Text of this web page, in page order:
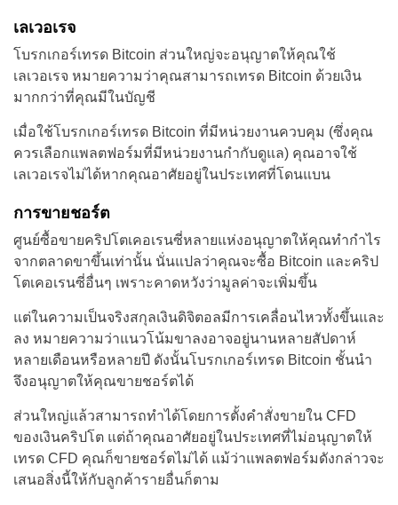
เลเวอเรจ
โบรกเกอร์เทรด Bitcoin ส่วนใหญ่จะอนุญาตให้คุณใช้
เลเวอเรจ หมายความว่าคุณสามารถเทรด Bitcoin ด้วยเงิน
มากกว่าที่คุณมีในบัญชี
เมื่อใช้โบรกเกอร์เทรด Bitcoin ที่มีหน่วยงานควบคุม (ซึ่งคุณ
ควรเลือกแพลตฟอร์มที่มีหน่วยงานกำกับดูแล) คุณอาจใช้
เลเวอเรจไม่ได้หากคุณอาศัยอยู่ในประเทศที่โดนแบน
การขายชอร์ต
ศูนย์ซื้อขายคริปโตเคอเรนซี่หลายแห่งอนุญาตให้คุณทำกำไร
จากตลาดขาขึ้นเท่านั้น นั่นแปลว่าคุณจะซื้อ Bitcoin และคริป
โตเคอเรนซี่อื่นๆ เพราะคาดหวังว่ามูลค่าจะเพิ่มขึ้น
แต่ในความเป็นจริงสกุลเงินดิจิตอลมีการเคลื่อนไหวทั้งขึ้นและ
ลง หมายความว่าแนวโน้มขาลงอาจอยู่นานหลายสัปดาห์
หลายเดือนหรือหลายปี ดังนั้นโบรกเกอร์เทรด Bitcoin ชั้นนำ
จึงอนุญาตให้คุณขายชอร์ตได้
ส่วนใหญ่แล้วสามารถทำได้โดยการตั้งคำสั่งขายใน CFD
ของเงินคริปโต แต่ถ้าคุณอาศัยอยู่ในประเทศที่ไม่อนุญาตให้
เทรด CFD คุณก็ขายชอร์ตไม่ได้ แม้ว่าแพลตฟอร์มดังกล่าวจะ
เสนอสิ่งนี้ให้กับลูกค้ารายอื่นก็ตาม